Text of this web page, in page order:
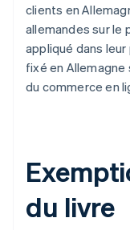
clients en
allemandes sur le
appliqué dans
fixé en Allemagne
du commerce en
du livre